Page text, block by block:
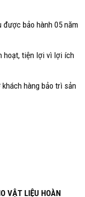
bảo hành 05 năm
hoạt, tiện lợi vì lợi ích
hàng bảo trì sản
VẬT LIỆU HOÀN